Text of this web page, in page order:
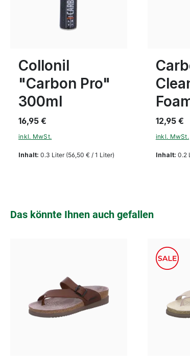
Collonil
"Carbon Pro"
300ml
Inhalt: 0.3 Liter (56,50 € / 1 Liter)
16,95 €
inkl. MwSt.
Inhalt: 0.2
12,95 €
inkl. MwSt.
Produktgalerie überspringen
Das könnte Ihnen auch gefallen